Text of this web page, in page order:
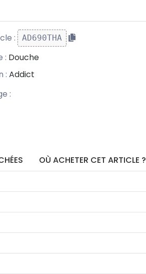
: AD690THA
: Douche
: Addict
:
OÙ ACHETER CET ARTICLE ?